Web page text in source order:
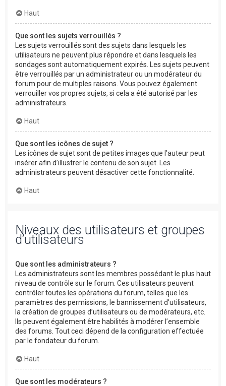
Haut
Que sont les sujets verrouillés ?
Les sujets verrouillés sont des sujets dans lesquels les
utilisateurs ne peuvent plus répondre et dans lesquels les
sondages sont automatiquement expirés. Les sujets peuvent
être verrouillés par un administrateur ou un modérateur du
forum pour de multiples raisons. Vous pouvez également
verrouiller vos propres sujets, si cela a été autorisé par les
administrateurs.
Haut
Que sont les icônes de sujet ?
Les icônes de sujet sont de petites images que l’auteur peut
insérer afin d’illustrer le contenu de son sujet. Les
administrateurs peuvent désactiver cette fonctionnalité.
Haut
Niveaux des utilisateurs et groupes
d’utilisateurs
Que sont les administrateurs ?
Les administrateurs sont les membres possédant le plus haut
niveau de contrôle sur le forum. Ces utilisateurs peuvent
contrôler toutes les opérations du forum, telles que les
paramètres des permissions, le bannissement d’utilisateurs,
la création de groupes d’utilisateurs ou de modérateurs, etc.
Ils peuvent également être habilités à modérer l’ensemble
des forums. Tout ceci dépend de la configuration effectuée
par le fondateur du forum.
Haut
Que sont les modérateurs ?